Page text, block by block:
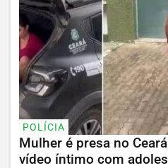
POLÍCIA
Mulher é presa no
vídeo íntimo com